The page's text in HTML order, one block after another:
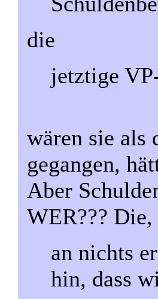
die
jetztige
wären sie als
gegangen,
Aber
WER???
an nichts
hin, dass